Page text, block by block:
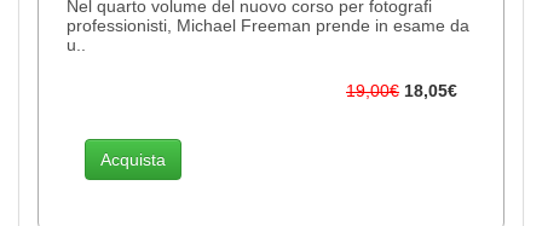
Nel quarto volume del nuovo corso per fotografi
professionisti, Michael Freeman prende in esame da
u..
19,00€ 18,05€
Acquista